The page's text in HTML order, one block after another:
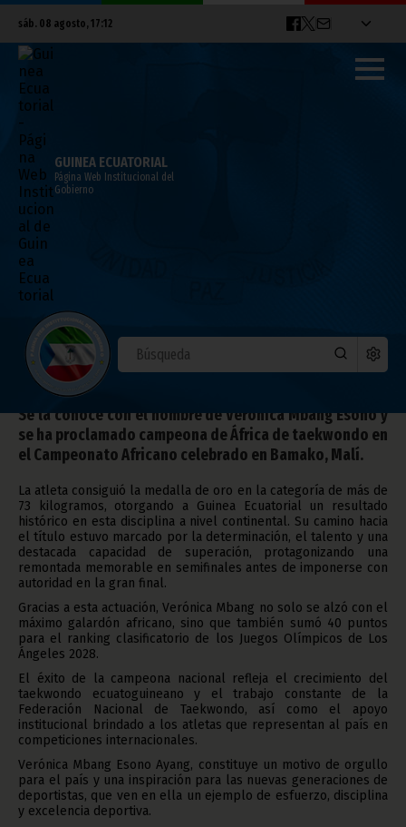
sáb. 08 agosto, 17:12
GUINEA ECUATORIAL
Página Web Institucional del
Gobierno
Guinea Ecuatorial ya tiene una Campeona
de África de Taekwondo
junio 01, 2026
Deportes
Se la conoce con el nombre de Verónica Mbang Esono y
se ha proclamado campeona de África de taekwondo en
el Campeonato Africano celebrado en Bamako, Malí.
La atleta consiguió la medalla de oro en la categoría de más de
73 kilogramos, otorgando a Guinea Ecuatorial un resultado
histórico en esta disciplina a nivel continental. Su camino hacia
el título estuvo marcado por la determinación, el talento y una
destacada capacidad de superación, protagonizando una
remontada memorable en semifinales antes de imponerse con
autoridad en la gran final.
Gracias a esta actuación, Verónica Mbang no solo se alzó con el
máximo galardón africano, sino que también sumó 40 puntos
para el ranking clasificatorio de los Juegos Olímpicos de Los
Ángeles 2028.
El éxito de la campeona nacional refleja el crecimiento del
taekwondo ecuatoguineano y el trabajo constante de la
Federación Nacional de Taekwondo, así como el apoyo
institucional brindado a los atletas que representan al país en
competiciones internacionales.
Verónica Mbang Esono Ayang, constituye un motivo de orgullo
para el país y una inspiración para las nuevas generaciones de
deportistas, que ven en ella un ejemplo de esfuerzo, disciplina
y excelencia deportiva.